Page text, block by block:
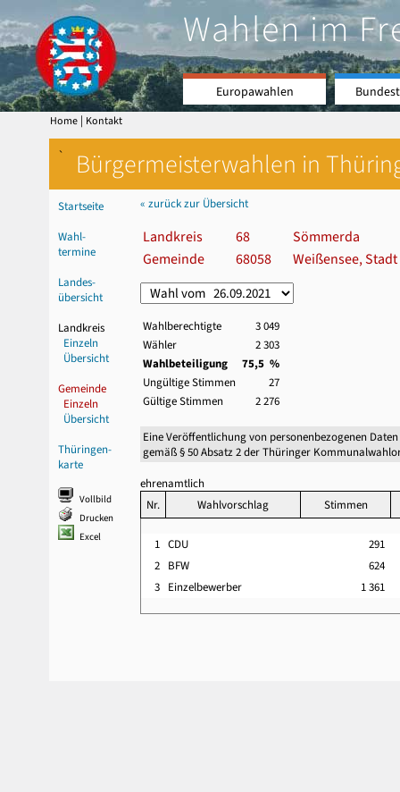
Wahlen im
Europawahlen
Home | Kontakt
` Bürgermeisterwahlen in
Startseite
Wahl-
termine
Landes-
übersicht
Landkreis
Einzeln
Übersicht
Gemeinde
Einzeln
Übersicht
Thüringen-
karte
Vollbild
Drucken
Excel
« zurück zur Übersicht
Landkreis 68
Sömmerda
Gemeinde
68058 Weißensee, Stadt
Wahlberechtigte
3 049
Wähler
2 303
Wahlbeteiligung
75,5 %
Ungültige Stimmen
27
Gültige Stimmen
2 276
Eine Veröffentlichung von personenbezogenen
gemäß § 50 Absatz 2 der Thüringer
ehrenamtlich
Nr.
Wahlvorschlag Stimmen
1 CDU
291
2 BFW
624
3 Einzelbewerber 1 361